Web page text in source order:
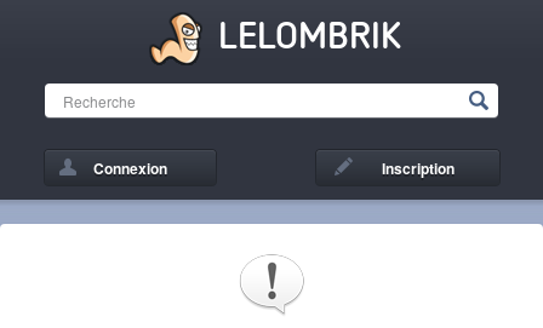
LELOMBRIK
Connexion Inscription